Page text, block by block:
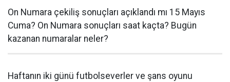
On Numara çekiliş sonuçları açıklandı mı 15 Mayıs
Cuma? On Numara sonuçları saat kaçta? Bugün
kazanan numaralar neler?
Haftanın iki günü futbolseverler ve şans oyunu